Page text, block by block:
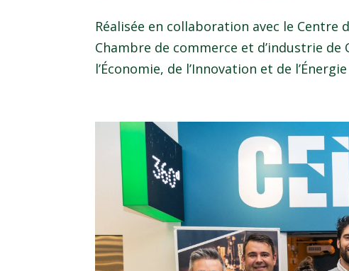
Réalisée en collaboration avec le Centre
Chambre de commerce et d’industrie
l’Économie, de l’Innovation et de